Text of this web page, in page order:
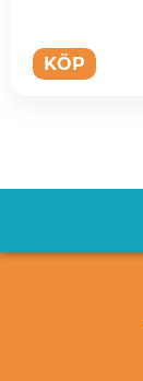
KÖP